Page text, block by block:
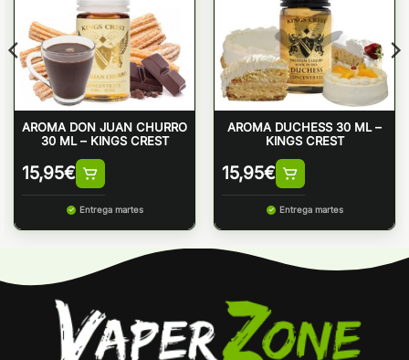
AROMA DON JUAN CHURRO
30 ML – KINGS CREST
15,95€
Entrega martes
AROMA DUCHESS 30 ML –
KINGS CREST
15,95€
Entrega martes